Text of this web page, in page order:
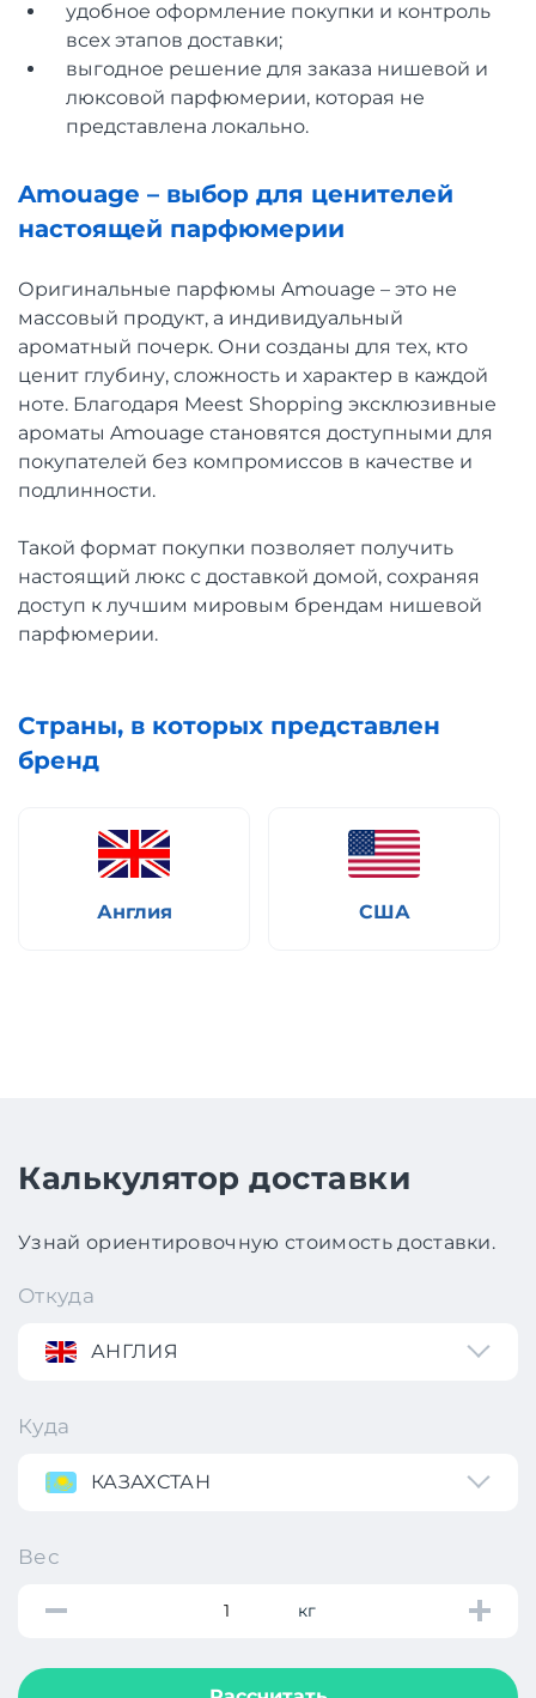
удобное оформление покупки и контроль
всех этапов доставки;
выгодное решение для заказа нишевой и
люксовой парфюмерии, которая не
представлена локально.
Amouage – выбор для ценителей
настоящей парфюмерии
Оригинальные парфюмы Amouage – это не
массовый продукт, а индивидуальный
ароматный почерк. Они созданы для тех, кто
ценит глубину, сложность и характер в каждой
ноте. Благодаря Meest Shopping эксклюзивные
ароматы Amouage становятся доступными для
покупателей без компромиссов в качестве и
подлинности.
Такой формат покупки позволяет получить
настоящий люкс с доставкой домой, сохраняя
доступ к лучшим мировым брендам нишевой
парфюмерии.
Страны, в которых представлен
бренд
Англия США
Калькулятор доставки
Узнай ориентировочную стоимость доставки.
Откуда
АНГЛИЯ
Куда
КАЗАХСТАН
Вес
кг